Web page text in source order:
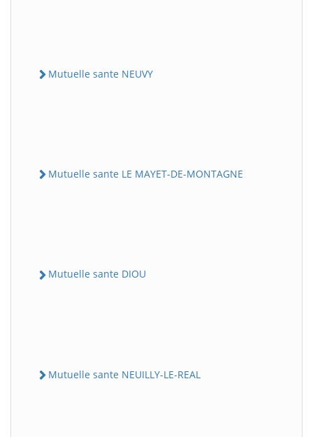
Mutuelle sante NEUVY
Mutuelle sante LE MAYET-DE-MONTAGNE
Mutuelle sante DIOU
Mutuelle sante NEUILLY-LE-REAL